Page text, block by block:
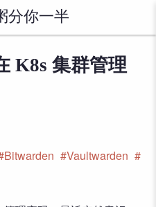
分你一半
K8s 集群管理
Bitwarden
Vaultwarden